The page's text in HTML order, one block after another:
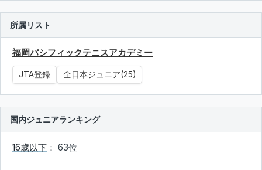
所属リスト
福岡パシフィックテニスアカデミー
JTA登録 全日本ジュニア(25)
国内ジュニアランキング
16歳以下 ： 63位